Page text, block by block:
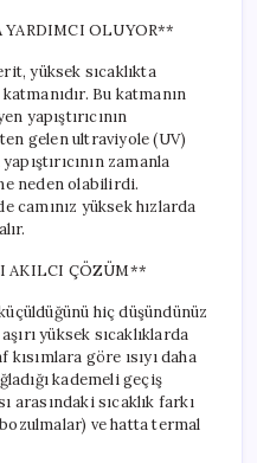
OLUYOR**
yüksek sıcaklıkta
Bu katmanın
yapıştırıcının
gelen ultraviyole (UV)
zamanla
neden olabilirdi.
camınız yüksek hızlarda
AKILCI ÇÖZÜM**
hiç düşündünüz
yüksek sıcaklıklarda
göre ısıyı daha
kademeli geçiş
arasındaki sıcaklık farkı
ve hatta termal